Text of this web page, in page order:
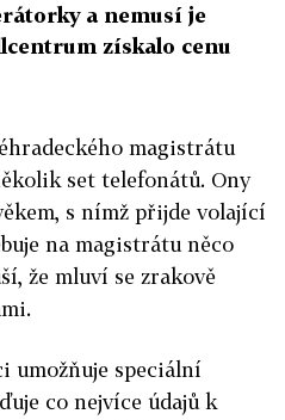
a nemusí je
získalo cenu
magistrátu
set telefonátů. Ony
s nímž přijde volající
na magistrátu něco
že mluví se zrakově
umožňuje speciální
co nejvíce údajů k